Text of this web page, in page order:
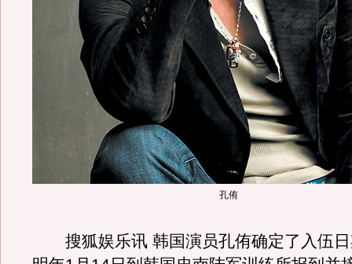
孔侑
搜狐娱乐讯 韩国演员孔侑确定了入伍日